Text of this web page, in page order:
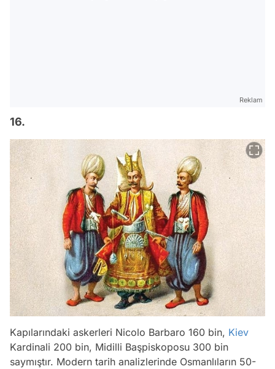
Reklam
16.
Kapılarındaki askerleri Nicolo Barbaro 160 bin, Kiev
Kardinali 200 bin, Midilli Başpiskoposu 300 bin
saymıştır. Modern tarih analizlerinde Osmanlıların 50-